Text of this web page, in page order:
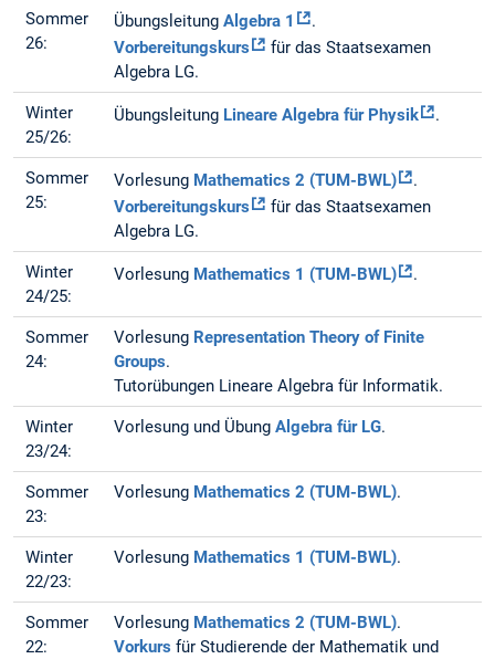
Sommer
26:
ÜbungsleitungAlgebra 1
.
Vorbereitungskurs
für das Staatsexamen
Algebra LG.
Winter
25/26:
Übungsleitung Lineare Algebra für Physik .
Sommer
25:
Vorlesung Mathematics 2 (TUM-BWL)
.
Vorbereitungskurs
für das Staatsexamen
Algebra LG.
Winter
24/25:
Vorlesung Mathematics 1 (TUM-BWL) .
Sommer
24:
Vorlesung Representation Theory of Finite
Groups.
Tutorübungen Lineare Algebra für Informatik.
Winter
23/24:
Vorlesung und ÜbungAlgebra für LG.
Sommer
23:
Vorlesung Mathematics 2 (TUM-BWL).
Winter
22/23:
Vorlesung Mathematics 1 (TUM-BWL).
Sommer
22:
Vorlesung Mathematics 2 (TUM-BWL).
Vorkurs für Studierende der Mathematik und